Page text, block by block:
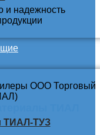
ТИАЛ-ТУЗ